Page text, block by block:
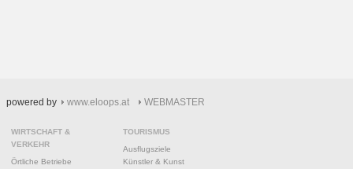
powered by www.eloops.at WEBMASTER
WIRTSCHAFT &
VERKEHR
Örtliche Betriebe
TOURISMUS
Ausflugsziele
Künstler & Kunst